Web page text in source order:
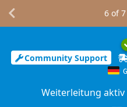
Community Support
Weiterleitung aktiv
6 of7